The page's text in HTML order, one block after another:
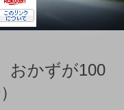
おかずが100